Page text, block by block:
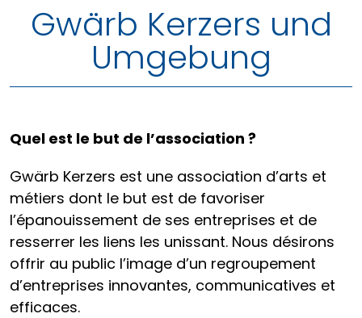
Gwärb Kerzers und
Umgebung
Quel est le but de l’association ?
Gwärb Kerzers est une association d’arts et
métiers dont le but est de favoriser
l’épanouissement de ses entreprises et de
resserrer les liens les unissant. Nous désirons
offrir au public l’image d’un regroupement
d’entreprises innovantes, communicatives et
efficaces.